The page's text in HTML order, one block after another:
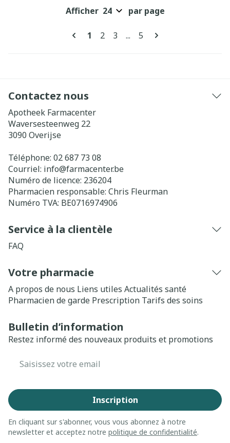
Pages
Vous lisez actuellement la page
1 Page
2 Page
3 ... Page
5
Afficher par page
Contactez nous
Apotheek Farmacenter
Waversesteenweg 22
3090 Overijse
Téléphone: 02 687 73 08
Courriel: info@farmacenter.be
Numéro de licence: 236204
Pharmacien responsable: Chris Fleurman
Numéro TVA: BE0716974906
Service à la clientèle
FAQ
Votre pharmacie
A propos de nous Liens utiles Actualités santé
Pharmacien de garde Prescription Tarifs des soins
Bulletin d’information
Restez informé des nouveaux produits et promotions
Inscription
En cliquant sur s'abonner, vous vous abonnez à notre
newsletter et acceptez notre politique de confidentialité.